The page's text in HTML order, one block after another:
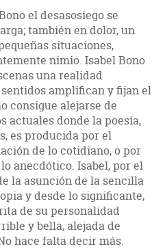
el desasosiego se
también en dolor, un
situaciones,
nimio. Isabel Bono
una realidad
amplifican y fijan el
consigue alejarse de
actuales donde la poesía,
es producida por el
de lo cotidiano, o por
anecdótico. Isabel, por el
la asunción de la sencilla
y desde lo significante,
de su personalidad
y bella, alejada de
hace falta decir más.